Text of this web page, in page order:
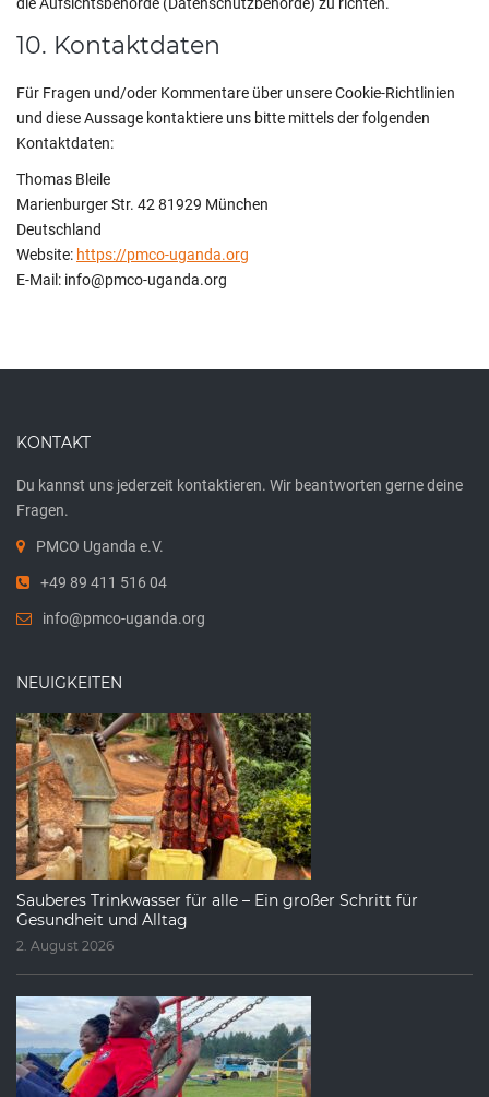
die Aufsichtsbehörde (Datenschutzbehörde) zu richten.
10. Kontaktdaten
Für Fragen und/oder Kommentare über unsere Cookie-Richtlinien
und diese Aussage kontaktiere uns bitte mittels der folgenden
Kontaktdaten:
Thomas Bleile
Marienburger Str. 42 81929 München
Deutschland
Website: https://pmco-uganda.org
E-Mail: info@pmco-uganda.org
KONTAKT
Du kannst uns jederzeit kontaktieren. Wir beantworten gerne deine
Fragen.
PMCO Uganda e.V.
+49 89 411 516 04
info@pmco-uganda.org
NEUIGKEITEN
Sauberes Trinkwasser für alle – Ein großer Schritt für
Gesundheit und Alltag
2. August 2026